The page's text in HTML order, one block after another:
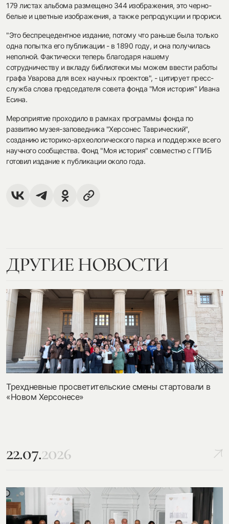
179 листах альбома размещено 344 изображения, это черно-
белые и цветные изображения, а также репродукции и прориси.
"Это беспрецедентное издание, потому что раньше была только
одна попытка его публикации - в 1890 году, и она получилась
неполной. Фактически теперь благодаря нашему
сотрудничеству и вкладу библиотеки мы можем ввести работы
графа Уварова для всех научных проектов", - цитирует пресс-
служба слова председателя совета фонда "Моя история" Ивана
Есина.
Мероприятие проходило в рамках программы фонда по
развитию музея-заповедника "Херсонес Таврический",
созданию историко-археологического парка и поддержке всего
научного сообщества. Фонд "Моя история" совместно с ГПИБ
готовил издание к публикации около года.
ДРУГИЕ НОВОСТИ
Трехдневные просветительские смены стартовали в
«Новом Херсонесе»
22.07.2026